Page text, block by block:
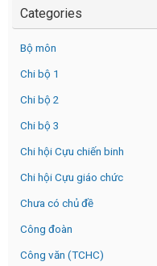
Categories
Bộ môn
Chi bộ 1
Chi bộ 2
Chi bộ 3
Chi hội Cựu chiến binh
Chi hội Cựu giáo chức
Chưa có chủ đề
Công đoàn
Công văn (TCHC)